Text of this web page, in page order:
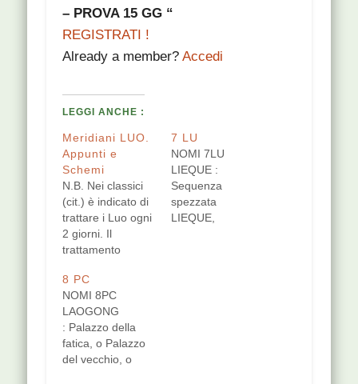
– PROVA 15 GG “
REGISTRATI !
Already a member?Accedi
LEGGI ANCHE :
Meridiani LUO.
Appunti e
Schemi
N.B. Nei classici
(cit.) è indicato di
trattare i Luo ogni
2 giorni. Il
trattamento
per 6 settimane
perchè i luo sono
collegati al
sangue, che ha
un ritmo
circamensile. Il
7 LU
NOMI 7LU
LIEQUE :
Sequenza
spezzata
LIEQUE,
8 PC
NOMI 8PC
LAOGONG
: Palazzo della
fatica, o Palazzo
del vecchio, o